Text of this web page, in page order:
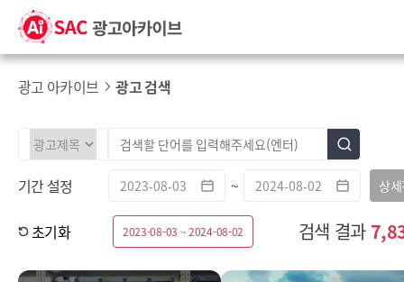
광고 아카이브 광고 검색
기간 설정 ~ 상
초기화 2023-08-03 ~ 2024-08-02 검색 결과